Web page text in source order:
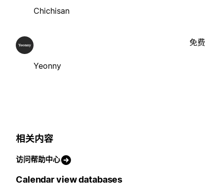
Chichisan
Yeonny
免费
相关内容
访问帮助中心
Calendar view databases